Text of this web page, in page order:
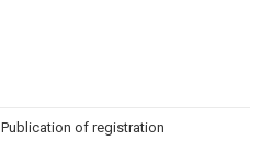
Publication of registration